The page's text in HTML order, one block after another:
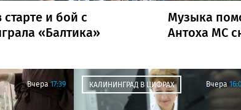
и бой с
«Балтика»
Музыка
Антоха МС
Вчера 17:39 КАЛИНИНГРАД В ЦИФРАХ Вчера